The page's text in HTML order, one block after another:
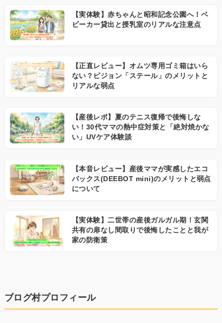
【実体験】赤ちゃんと昭和記念公園へ！ベ
ビーカー貸出と授乳室のリアルな注意点
【正直レビュー】オムツ専用ゴミ箱はいら
ない？ピジョン「ステール」のメリットと
リアルな弱点
【産後レポ】夏のテニス復帰で後悔しな
い！30代ママの熱中症対策と「絶対焼かな
い」UVケア体験談
【本音レビュー】産後ママが実感したエコ
バックス(DEEBOT mini)のメリットと弱点
について
【実体験】二世帯の産後ガルガル期！玄関
共有の扉なし間取りで後悔したことと我が
家の防衛策
ブログ村プロフィール